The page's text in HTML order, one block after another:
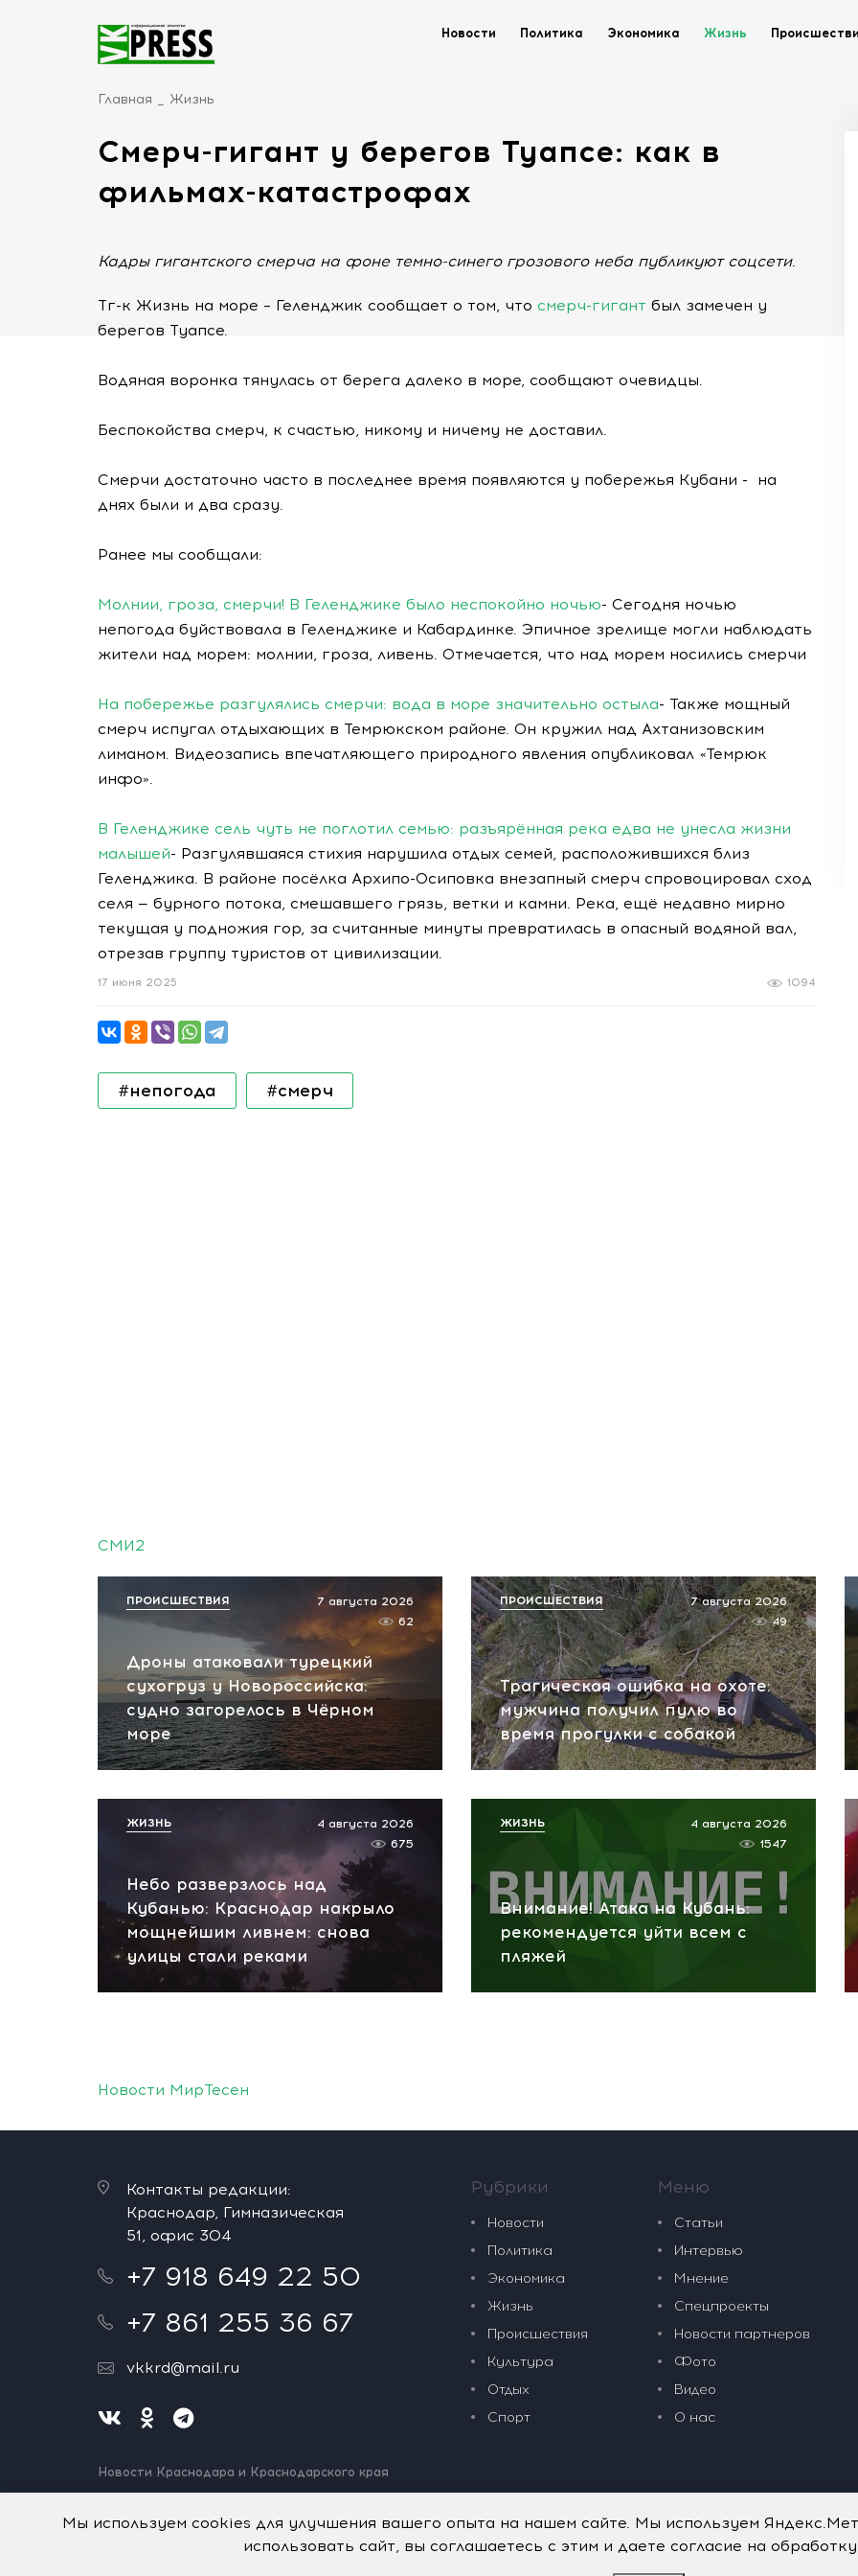
Новости Политика Экономика Жизнь
Главная Жизнь
Смерч-гигант у берегов Туапсе: как в
фильмах-катастрофах
Кадры гигантского смерча на фоне темно-синего грозового неба публикуют соцсети.
Тг-к Жизнь на море – Геленджик сообщает о том, что смерч-гигант был замечен у
берегов Туапсе.
Водяная воронка тянулась от берега далеко в море, сообщают очевидцы.
Беспокойства смерч, к счастью, никому и ничему не доставил.
Смерчи достаточно часто в последнее время появляются у побережья Кубани - на
днях были и два сразу.
Ранее мы сообщали:
Молнии, гроза, смерчи! В Геленджике было неспокойно ночью- Сегодня ночью
непогода буйствовала в Геленджике и Кабардинке. Эпичное зрелище могли наблюдать
жители над морем: молнии, гроза, ливень. Отмечается, что над морем носились смерчи
На побережье разгулялись смерчи: вода в море значительно остыла- Также мощный
смерч испугал отдыхающих в Темрюкском районе. Он кружил над Ахтанизовским
лиманом. Видеозапись впечатляющего природного явления опубликовал «Темрюк
инфо».
В Геленджике сель чуть не поглотил семью: разъярённая река едва не унесла жизни
малышей- Разгулявшаяся стихия нарушила отдых семей, расположившихся близ
Геленджика. В районе посёлка Архипо-Осиповка внезапный смерч спровоцировал сход
селя — бурного потока, смешавшего грязь, ветки и камни. Река, ещё недавно мирно
текущая у подножия гор, за считанные минуты превратилась в опасный водяной вал,
отрезав группу туристов от цивилизации.
1094
17 июня 2025
#непогода #смерч
СМИ2
Дроны атаковали турецкий
сухогруз у Новороссийска:
судно загорелось в Чёрном
море
7 августа 2026
62
ПРОИСШЕСТВИЯ
Трагическая ошибка на охоте:
мужчина получил пулю во
время прогулки с собакой
7 августа 2026
49
ПРОИСШЕСТВИЯ
Небо разверзлось над
Кубанью: Краснодар накрыло
мощнейшим ливнем: снова
улицы стали реками
4 августа 2026
675
ЖИЗНЬ
Внимание! Атака на Кубань:
рекомендуется уйти всем с
пляжей
4 августа 2026
1547
ЖИЗНЬ
Новости МирТесен
Контакты редакции:
Краснодар, Гимназическая
51, офис 304
+7 918 649 22 50
+7 861 255 36 67
vkkrd@mail.ru
Новости Краснодара и Краснодарского края
Нашли ошибку? Выделите и нажмите Ctrl+Enter.
Рубрики
Новости
Политика
Экономика
Жизнь
Происшествия
Культура
Отдых
Спорт
Меню
Статьи
Интервью
Мнение
Спецпроекты
Новости партнеров
Фото
Видео
О нас
Мы используем cookies для улучшения вашего опыта на нашем сайте. Мы используем
использовать сайт, вы соглашаетесь с этим и даете согласие на